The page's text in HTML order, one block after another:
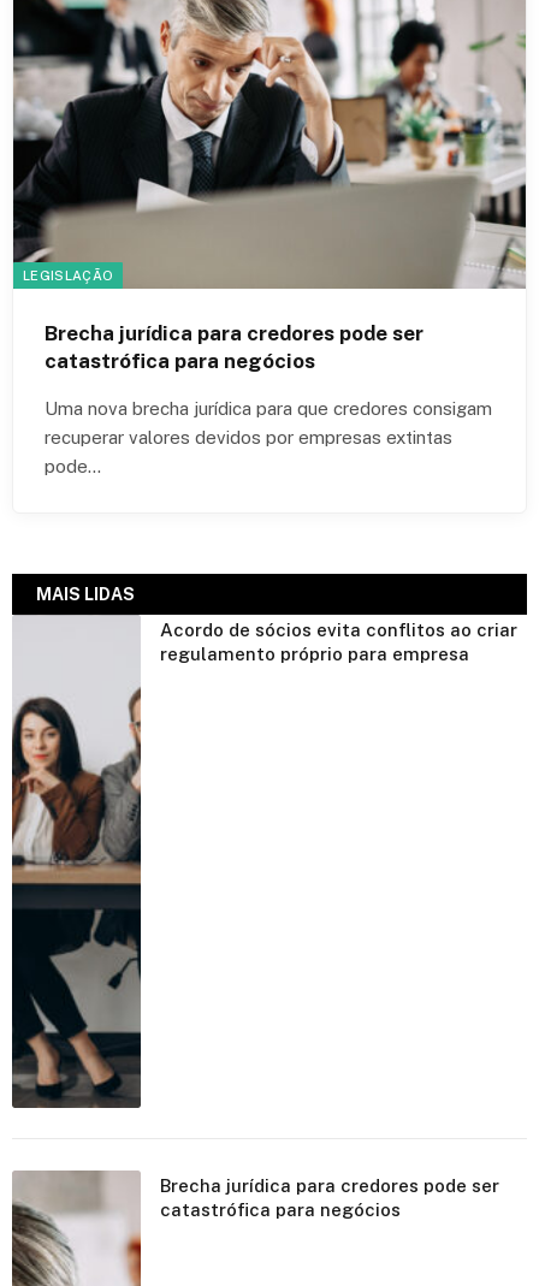
LEGISLAÇÃO
Brecha jurídica para credores pode ser
catastrófica para negócios
Uma nova brecha jurídica para que credores consigam
recuperar valores devidos por empresas extintas
pode…
MAIS LIDAS
Acordo de sócios evita conflitos ao criar
regulamento próprio para empresa
Brecha jurídica para credores pode ser
catastrófica para negócios